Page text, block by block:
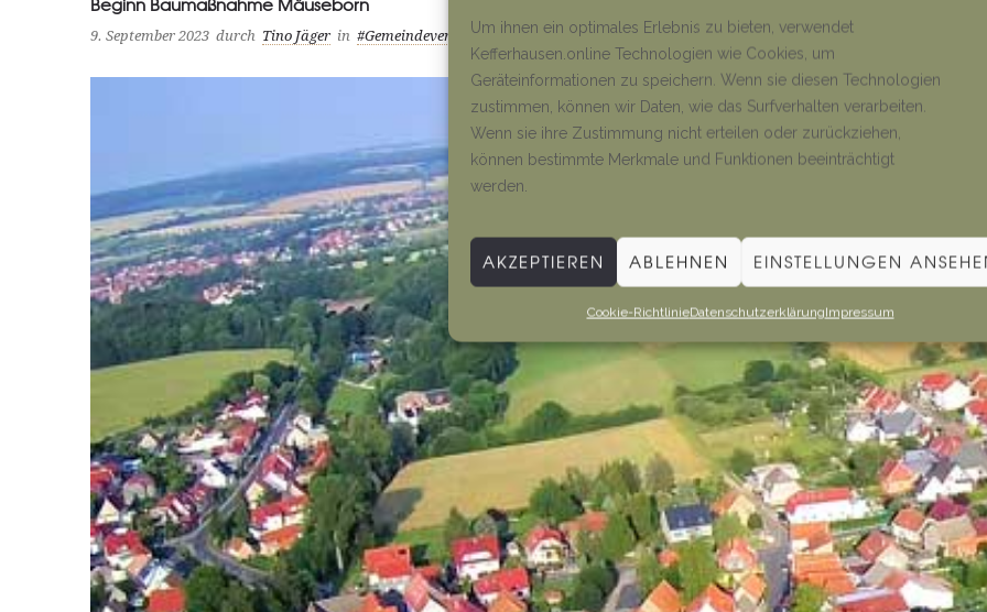
Um ihnen ein optimales Erlebnis zu bieten, verwendet
Kefferhausen.online Technologien wie Cookies, um
Geräteinformationen zu speichern. Wenn sie diesen Technologien
zustimmen, können wir Daten, wie das Surfverhalten verarbeiten.
Wenn sie ihre Zustimmung nicht erteilen oder zurückziehen,
können bestimmte Merkmale und Funktionen beeinträchtigt
werden.
AKZEPTIEREN ABLEHNEN EINSTELLUNGEN
Cookie-RichtlinieDatenschutzerklärungImpressum
9. September 2023 durch Tino Jäger in #Gemeindeverwaltung